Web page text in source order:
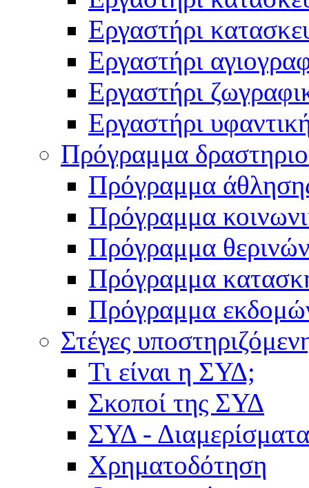
Εργαστήρι
Εργαστήρι
Εργαστήρι
Εργαστήρι
Πρόγραμμα
Πρόγραμμα
Πρόγραμμα
Πρόγραμμα
Πρόγραμμα
Πρόγραμμα
Στέγες
Τι είναι η ΣΥΔ;
Σκοποί της ΣΥΔ
ΣΥΔ -
Χρηματοδότηση